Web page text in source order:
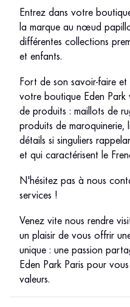
Entrez dans votre
la marque au nœud
différentes collections
et enfants.
Fort de son savoir-faire
votre boutique Eden
de produits : maillots de
produits de maroquinerie,
détails si singuliers
et qui caractérisent le
N'hésitez pas à nous
services !
Venez vite nous rendre
un plaisir de vous offrir
unique : une passion
Eden Park Paris pour
valeurs.